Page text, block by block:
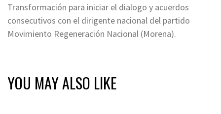
Transformación para iniciar el dialogo y acuerdos
consecutivos con el dirigente nacional del partido
Movimiento Regeneración Nacional (Morena).
YOU MAY ALSO LIKE